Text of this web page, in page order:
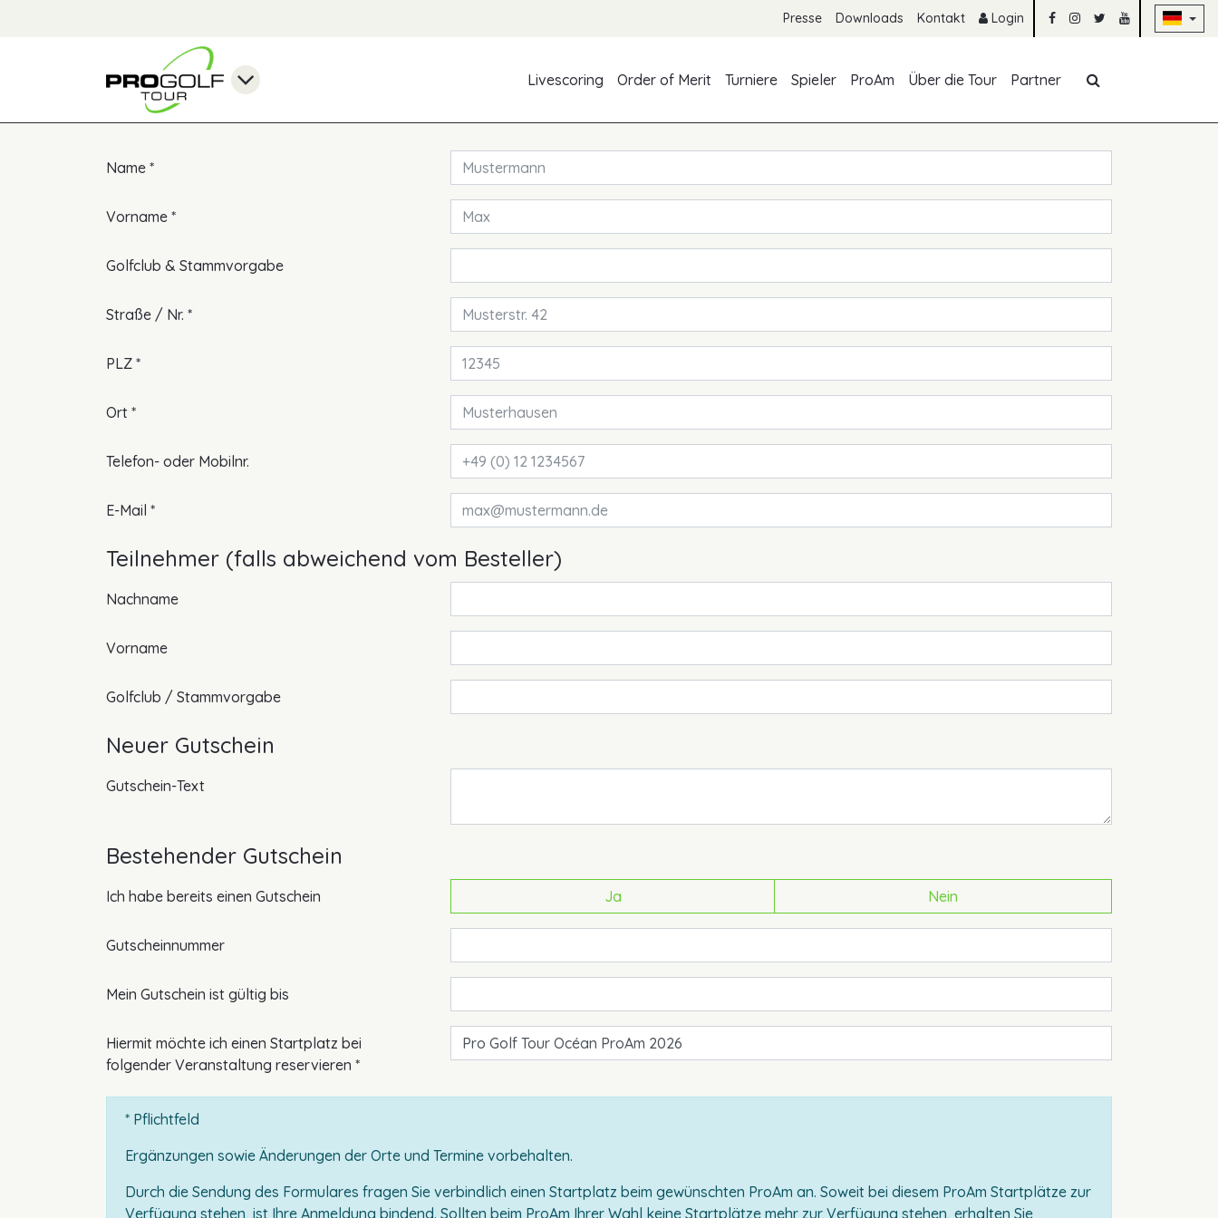
Presse Downloads Kontakt Login
Livescoring
Order of Merit Turniere Spieler ProAm Über die Tour Partner
Pflichtfeld
Name *
Pflichtfeld
Vorname *
Golfclub & Stammvorgabe
Pflichtfeld
Straße / Nr. *
Pflichtfeld
PLZ *
Pflichtfeld
Ort *
Telefon- oder Mobilnr.
Pflichtfeld
E-Mail *
Teilnehmer (falls abweichend vom Besteller)
Nachname
Vorname
Golfclub / Stammvorgabe
Neuer Gutschein
Gutschein-Text
Bestehender Gutschein
Ich habe bereits einen Gutschein Ja Nein
Gutscheinnummer
Mein Gutschein ist gültig bis
Pflichtfeld
Hiermit möchte ich einen Startplatz bei
folgender Veranstaltung reservieren *
* Pflichtfeld
Ergänzungen sowie Änderungen der Orte und Termine vorbehalten.
Durch die Sendung des Formulares fragen Sie verbindlich einen Startplatz beim gewünschten ProAm an. Soweit bei diesem ProAm Startplätze zur
Verfügung stehen, ist Ihre Anmeldung bindend. Sollten beim ProAm Ihrer Wahl keine Startplätze mehr zur Verfügung stehen, erhalten Sie